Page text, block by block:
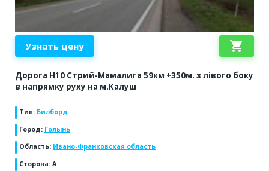
Узнать цену shopping_cart
Дорога Н10 Стрий-Мамалига 59км +350м. з лівого боку
в напрямку руху на м.Калуш
Тип: Билборд
Город: Голынь
Область: Ивано-Франковская область
Сторона: А